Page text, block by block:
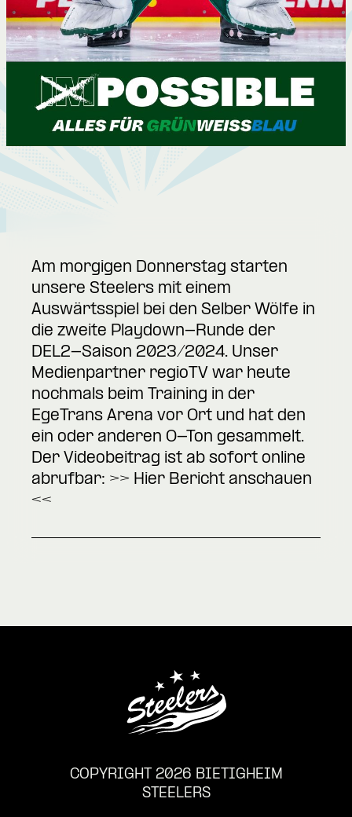
Am morgigen Donnerstag starten
unsere Steelers mit einem
Auswärtsspiel bei den Selber Wölfe in
die zweite Playdown-Runde der
DEL2-Saison 2023/2024. Unser
Medienpartner regioTV war heute
nochmals beim Training in der
EgeTrans Arena vor Ort und hat den
ein oder anderen O-Ton gesammelt.
Der Videobeitrag ist ab sofort online
abrufbar: >> Hier Bericht anschauen
<<
COPYRIGHT 2026 BIETIGHEIM
STEELERS